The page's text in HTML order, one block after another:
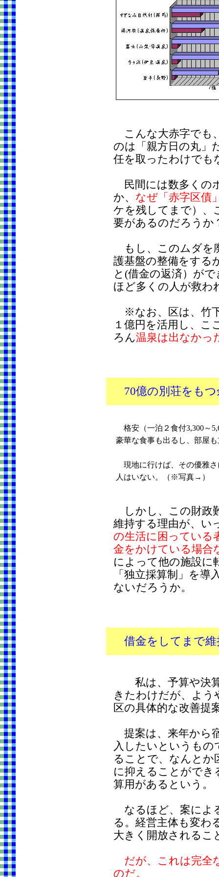
こんな大赤字でも
のは「親方日の丸」
任を取ったわけでも
民間には数多くの
か、 なぜ「赤字区債
ケを残してまで）、
要があるのだろうか
もし、このムダを
護基盤の整備をする
と(借金の返済）が
ほど多くの人が救わ
※なお、区は、竹
１億円を活用し、こ
ろん温泉は出なかっ
70億の別荘をも
格安（一泊２食付3,300～
豪華な食事も出るし、部屋
現地に行けば、その優雅さ
人はいない。（※写真→）
しかし、この財政
維持する理由が、い
の生活に困っている
金をかけている場合
によって他の施設に
「独立採算制」を
ないだろうか。
借金をしてまで
私は、予算や決算
きたわけだが、よ
区の具体的な改善提
提案は、来年から
入したいというもの
ることで、なんとか
に抑えることができ
算用があるという。
なるほど、案によ
る。経営主体も変わ
大きく開放されるこ
だが、これは完全
のだ。